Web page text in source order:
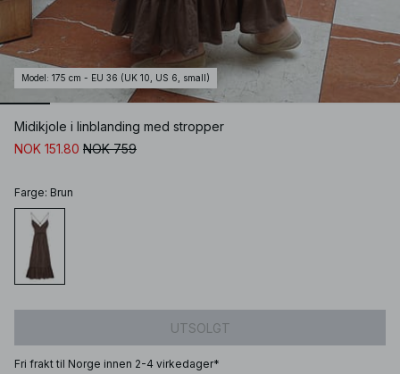
Model : 175 cm - EU 36 (UK 10, US 6, small)
Midikjole i linblanding med stropper
NOK 151.80 NOK 759
Farge: Brun
UTSOLGT
Fri frakt til Norge innen 2-4 virkedager*